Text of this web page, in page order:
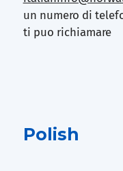
un numero di
ti puo richiamare
Polish